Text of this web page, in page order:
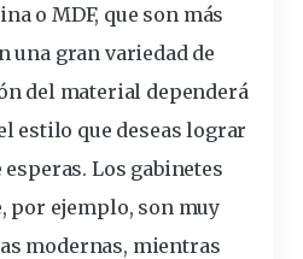
o MDF, que son más
una gran variedad de
del material dependerá
estilo que deseas lograr
esperas. Los gabinetes
por ejemplo, son muy
modernas, mientras